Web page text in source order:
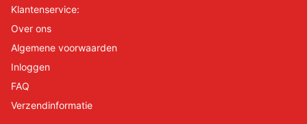
Klantenservice:
Over ons
Algemene voorwaarden
Inloggen
FAQ
Verzendinformatie